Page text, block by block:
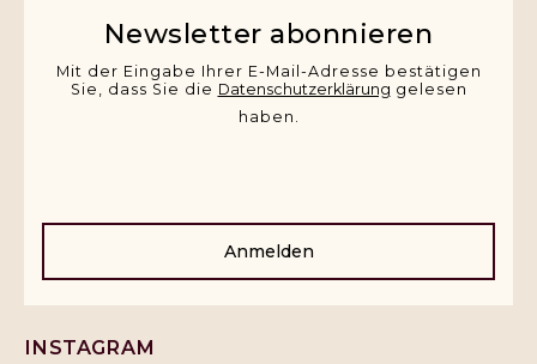
Newsletter abonnieren
Mit der Eingabe Ihrer E-Mail-Adresse bestätigen
Sie, dass Sie die Datenschutzerklärung gelesen
haben.
Anmelden
INSTAGRAM